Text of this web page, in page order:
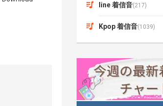
line 着信音(217)
Kpop 着信音(1039)